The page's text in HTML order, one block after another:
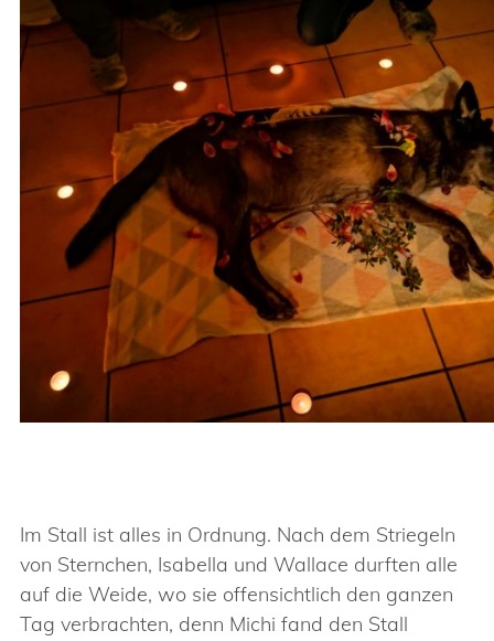
Im Stall ist alles in Ordnung. Nach dem Striegeln
von Sternchen, Isabella und Wallace durften alle
auf die Weide, wo sie offensichtlich den ganzen
Tag verbrachten, denn Michi fand den Stall